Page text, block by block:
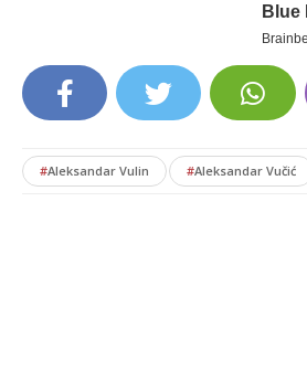
#Aleksandar Vulin #Aleksandar Vučić